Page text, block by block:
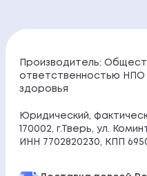
Производитель:
ответственностью НПО
здоровья
Юридический,
170002, г.Тверь, ул.
ИНН 7702820230, КПП